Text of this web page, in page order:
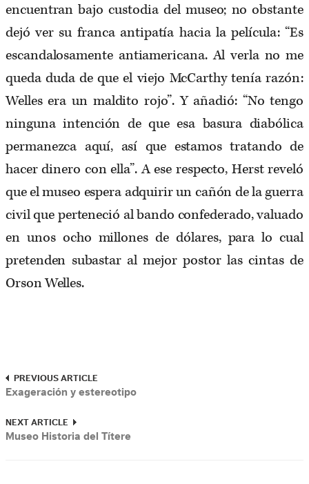
encuentran bajo custodia del museo; no obstante
dejó ver su franca antipatía hacia la película: “Es
escandalosamente antiamericana. Al verla no me
queda duda de que el viejo McCarthy tenía razón:
Welles era un maldito rojo”. Y añadió: “No tengo
ninguna intención de que esa basura diabólica
permanezca aquí, así que estamos tratando de
hacer dinero con ella”. A ese respecto, Herst reveló
que el museo espera adquirir un cañón de la guerra
civil que perteneció al bando confederado, valuado
en unos ocho millones de dólares, para lo cual
pretenden subastar al mejor postor las cintas de
Orson Welles.
PREVIOUS ARTICLE
Exageración y estereotipo
NEXT ARTICLE
Museo Historia del Títere